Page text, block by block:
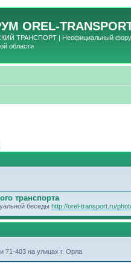
OREL-
ТРАНСПОРТ | Неофициальный форум
области
транспорта
беседы http://orel-transport.ru/
71-403 на улицах г. Орла